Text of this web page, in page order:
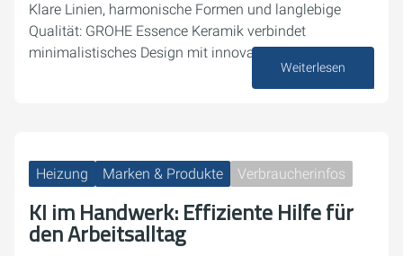
Klare Linien, harmonische Formen und langlebige
Qualität: GROHE Essence Keramik verbindet
minimalistisches Design mit innovativen Features.
Weiterlesen
Heizung Marken & Produkte Verbraucherinfos
KI im Handwerk: Effiziente Hilfe für
den Arbeitsalltag